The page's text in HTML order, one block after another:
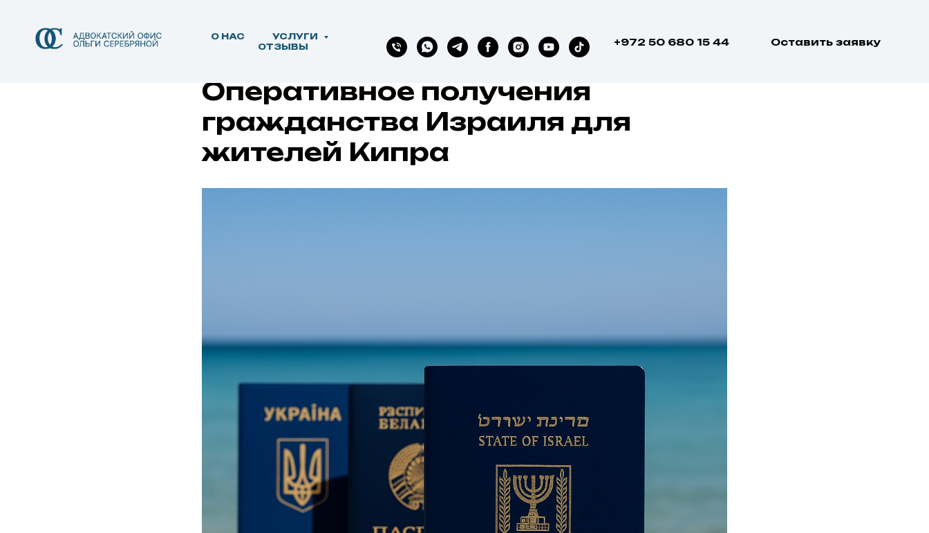
О НАС
УСЛУГИ
ОТЗЫВЫ
+972 50 680 15 44 Оставить заявку
Оперативное получения
гражданства Израиля для
жителей Кипра